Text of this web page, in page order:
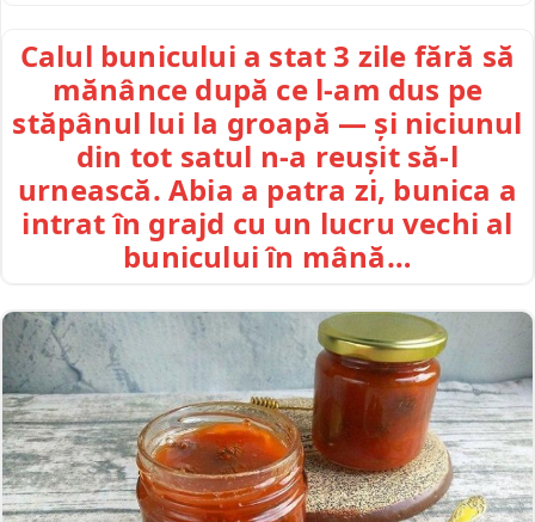
Calul bunicului a stat 3 zile fără să
mănânce după ce l-am dus pe
stăpânul lui la groapă — și niciunul
din tot satul n-a reușit să-l
urnească. Abia a patra zi, bunica a
intrat în grajd cu un lucru vechi al
bunicului în mână…